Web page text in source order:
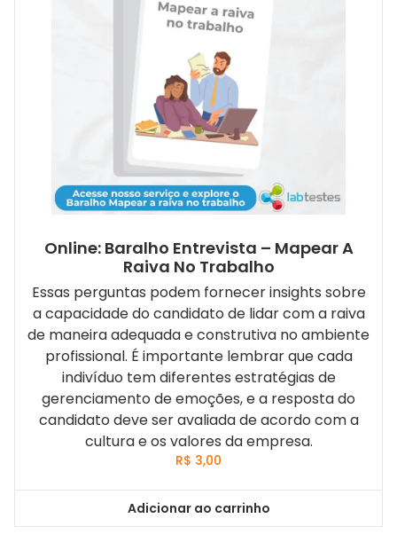
Online: Baralho Entrevista – Mapear A
Raiva No Trabalho
Essas perguntas podem fornecer insights sobre
a capacidade do candidato de lidar com a raiva
de maneira adequada e construtiva no ambiente
profissional. É importante lembrar que cada
indivíduo tem diferentes estratégias de
gerenciamento de emoções, e a resposta do
candidato deve ser avaliada de acordo com a
cultura e os valores da empresa.
R$ 3,00
Adicionar ao carrinho